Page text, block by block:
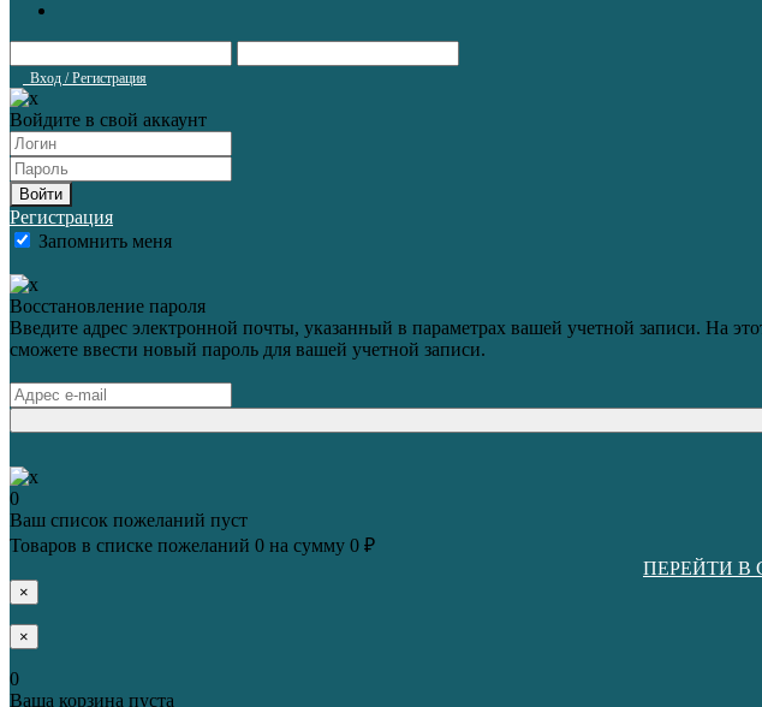
Вход / Регистрация
Войдите в свой аккаунт
Войти
Регистрация
Запомнить меня
Восстановление пароля
Введите адрес электронной почты, указанный в параметрах вашей учетной записи. На
сможете ввести новый пароль для вашей учетной записи.
0
Ваш список пожеланий пуст
Товаров в списке пожеланий 0 на сумму 0 ₽
ПЕРЕЙТИ
×
×
0
Ваша корзина пуста